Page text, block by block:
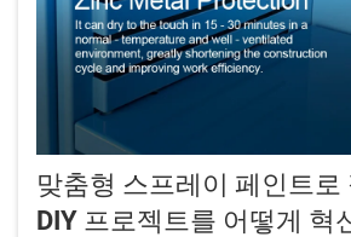
맞춤형 스프레이 페인트로
DIY 프로젝트를 어떻게 혁